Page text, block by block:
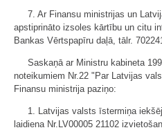
7. Ar Finansu ministrijas un
apstiprināto izsoles kārtību un citu
Bankas Vērtspapīru daļā, tālr.
Saskaņā ar Ministru kabineta
noteikumiem Nr.22 "Par Latvijas
Finansu ministrija paziņo:
1. Latvijas valsts īstermiņa
laidiena Nr.LV00005 21102